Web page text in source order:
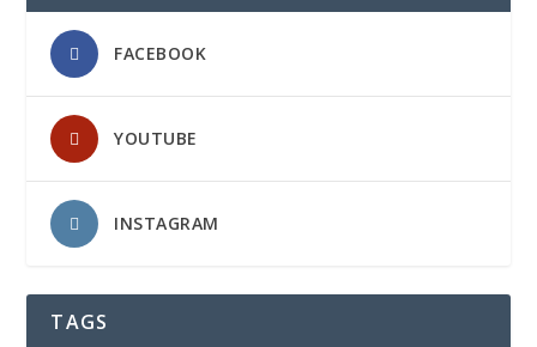
FACEBOOK
YOUTUBE
INSTAGRAM
TAGS